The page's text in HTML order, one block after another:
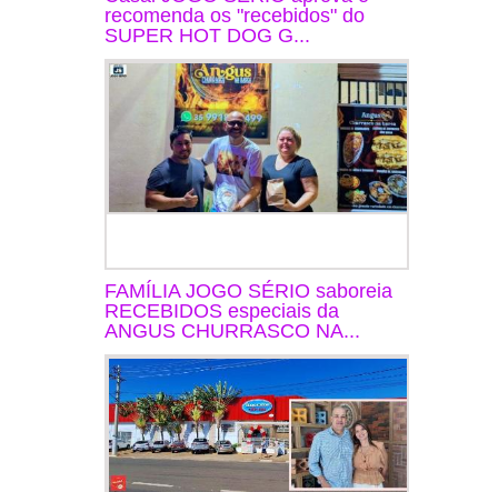
recomenda os "recebidos" do
SUPER HOT DOG G...
FAMÍLIA JOGO SÉRIO saboreia
RECEBIDOS especiais da
ANGUS CHURRASCO NA...